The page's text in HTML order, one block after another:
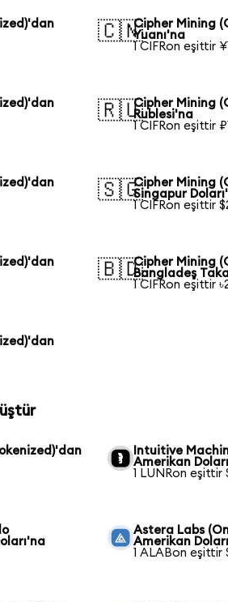
🇨🇳Cipher Mining
Yuanı'na
1 CIFRon eşittir
🇷🇺Cipher Mining
Rublesi'na
1 CIFRon eşittir
🇸🇬Cipher Mining
Singapur
1 CIFRon eşittir
🇧🇩Cipher Mining
Bangladeş
1 CIFRon eşittir
Intuitive
Amerikan
1 LUNRon eşittir
Astera Labs
Amerikan
1 ALABon eşittir